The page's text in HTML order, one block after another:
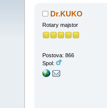
Dr.KUKO
Rotary majstor
Postova: 866
Spol: